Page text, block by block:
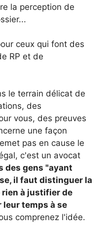
la perception de
ceux qui font des
RP et de
le terrain délicat de
des
vous, des preuves
une façon
pas en cause le
c'est un avocat
des gens "ayant
il faut distinguer la
à justifier de
temps à se
comprenez l'idée.